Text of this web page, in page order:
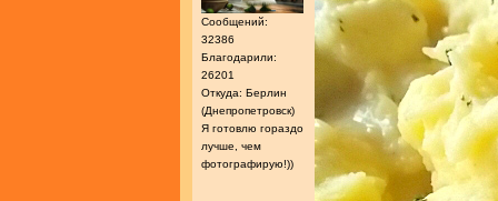
Сообщений:
32386
Благодарили:
26201
Откуда: Берлин
(Днепропетровск)
Я готовлю гораздо
лучше, чем
фотографирую!))